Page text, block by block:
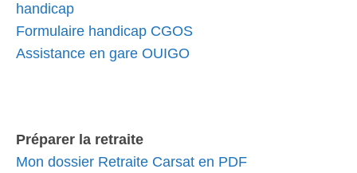
handicap
Formulaire handicap CGOS
Assistance en gare OUIGO
Préparer la retraite
Mon dossier Retraite Carsat en PDF